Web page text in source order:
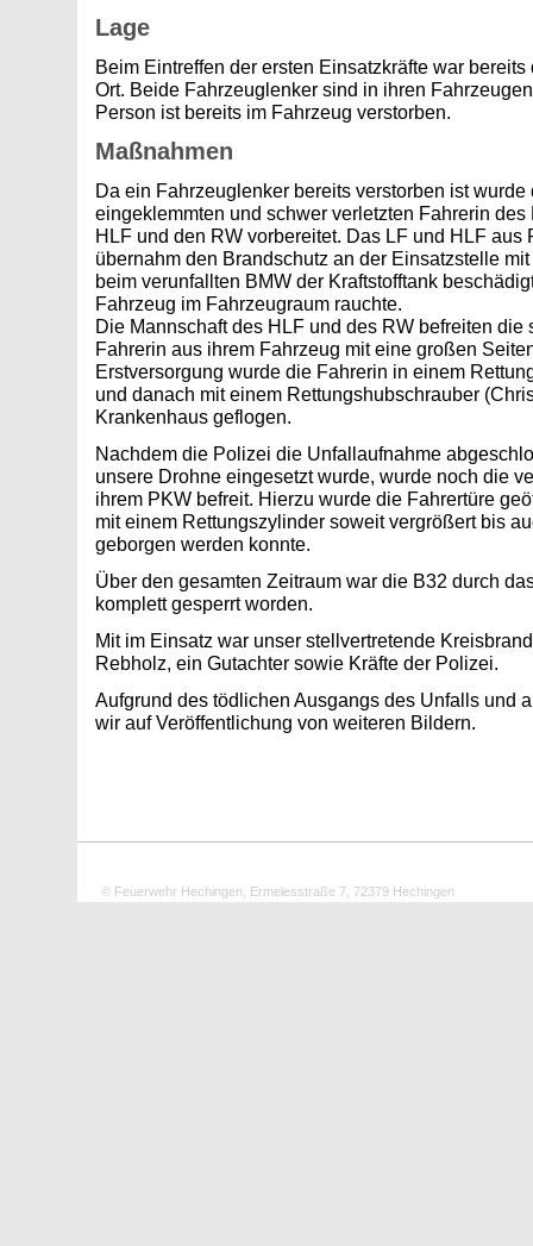
Lage
Beim Eintreffen der ersten Einsatzkräfte war
Ort. Beide Fahrzeuglenker sind in ihren
Person ist bereits im Fahrzeug verstorben.
Maßnahmen
Da ein Fahrzeuglenker bereits verstorben ist wurde
eingeklemmten und schwer verletzten Fahrerin
HLF und den RW vorbereitet. Das LF und HLF aus
übernahm den Brandschutz an der Einsatzstelle
beim verunfallten BMW der Kraftstofftank
Fahrzeug im Fahrzeugraum rauchte.
Die Mannschaft des HLF und des RW befreiten die
Fahrerin aus ihrem Fahrzeug mit eine großen
Erstversorgung wurde die Fahrerin in einem
und danach mit einem Rettungshubschrauber
Krankenhaus geflogen.
Nachdem die Polizei die Unfallaufnahme
unsere Drohne eingesetzt wurde, wurde noch die
ihrem PKW befreit. Hierzu wurde die Fahrertüre
mit einem Rettungszylinder soweit vergrößert bis
geborgen werden konnte.
Über den gesamten Zeitraum war die B32 durch
komplett gesperrt worden.
Mit im Einsatz war unser stellvertretende
Rebholz, ein Gutachter sowie Kräfte der Polizei.
Aufgrund des tödlichen Ausgangs des Unfalls und
wir auf Veröffentlichung von weiteren Bildern.
© Feuerwehr Hechingen, Ermelesstraße 7, 72379 Hechingen